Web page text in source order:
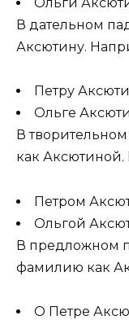
В дательном
Аксютину.
Петру
Ольге
В
как
Петром
Ольгой
В предложном
фамилию как
О Петре